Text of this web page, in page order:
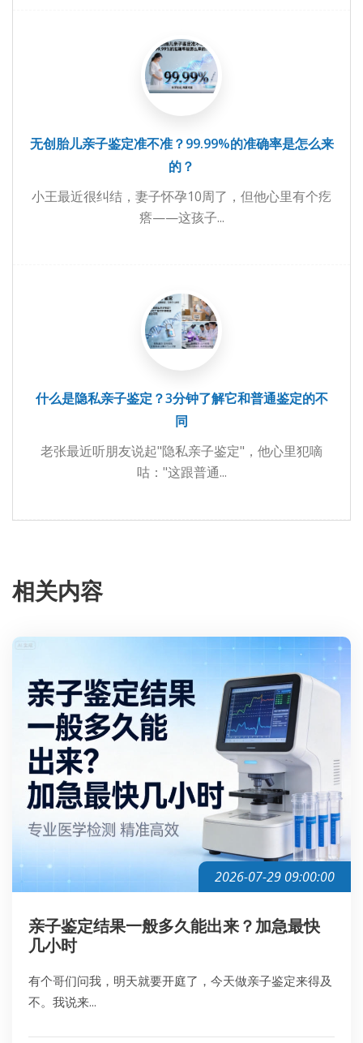
无创胎儿亲子鉴定准不准？99.99%的准确率是怎么来
的？
小王最近很纠结，妻子怀孕10周了，但他心里有个疙
瘩——这孩子...
什么是隐私亲子鉴定？3分钟了解它和普通鉴定的不
同
老张最近听朋友说起"隐私亲子鉴定"，他心里犯嘀
咕："这跟普通...
相关内容
2026-07-29 09:00:00
亲子鉴定结果一般多久能出来？加急最快
几小时
有个哥们问我，明天就要开庭了，今天做亲子鉴定来得及
不。我说来...